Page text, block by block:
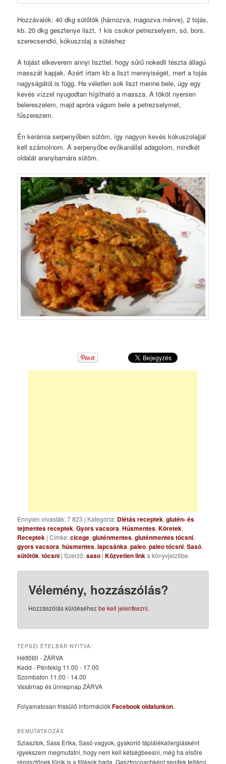
Hozzávalók: 40 dkg sütőtök (hámozva, magozva mérve), 2 tojás,
kb. 20 dkg gesztenye liszt, 1 kis csokor petrezselyem, só, bors,
szerecsendió, kókuszolaj a sütéshez
A tojást elkeverem annyi liszttel, hogy sűrű nokedli tészta állagú
masszát kapjak. Azért írtam kb a liszt mennyiségét, mert a tojás
nagyságától is függ. Ha véletlen sok liszt menne bele, úgy egy
kevés vízzel nyugodtan hígítható a massza. A tököt nyersen
belereszelem, majd apróra vágom bele a petrezselymet,
fűszerezem.
Én kerámia serpenyőben sütöm, így nagyon kevés kókuszolajjal
kell számolnom. A serpenyőbe evőkanállal adagolom, mindkét
oldalát aranybarnára sütöm.
Ennyien olvasták: 7 823 | Kategória: Diétás receptek,glutén- és
tejmentes receptek,Gyors vacsora,Húsmentes,Köretek,
Receptek | Címke:cicege,gluténmentes,gluténmentes tócsni,
gyors vacsora,húsmentes,lapcsánka,paleo,paleo tócsni,Sasó,
sütőtök,tócsni | Szerző:saso |Közvetlen linka könyvjelzőbe.
Vélemény, hozzászólás?
Hozzászólás küldéséhezbe kell jelentkezni.
TEPSZI ÉTELBÁR NYITVA:
Hétfőtől - ZÁRVA
Kedd - Péntekig 11.00 - 17.00
Szombaton 11.00 - 14.00
Vasárnap és ünnepnap ZÁRVA
Folyamatosan frissülő információkFacebook oldalunkon.
BEMUTATKOZÁS
Sziasztok, Sass Erika, Sasó vagyok, gyakorló táplálékallergiásként
igyekszem megmutatni, hogy nem kell kétségbeesni, még ha elsőre
rémisztőnek tűnik is a tiltások hada. Gasztrocoachként segítek feltárni